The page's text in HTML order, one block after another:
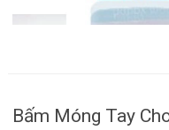
Bấm Móng Tay